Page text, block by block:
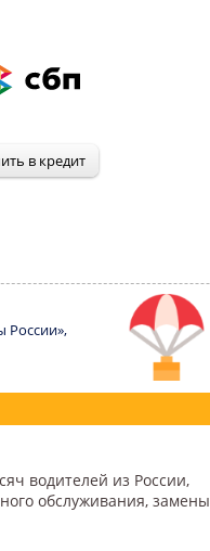
России»,
водителей из России,
обслуживания, замены